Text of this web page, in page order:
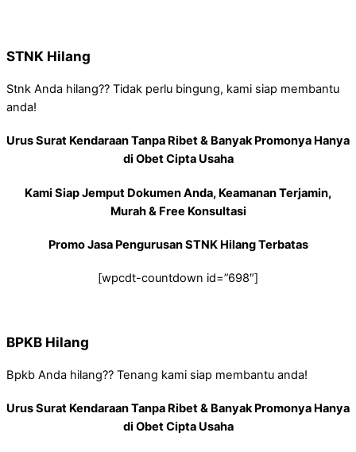
STNK Hilang
Stnk Anda hilang?? Tidak perlu bingung, kami siap membantu
anda!
Urus Surat Kendaraan Tanpa Ribet & Banyak Promonya Hanya
di Obet Cipta Usaha
Kami Siap Jemput Dokumen Anda, Keamanan Terjamin,
Murah & Free Konsultasi
Promo Jasa Pengurusan STNK Hilang Terbatas
[wpcdt-countdown id=”698″]
BPKB Hilang
Bpkb Anda hilang?? Tenang kami siap membantu anda!
Urus Surat Kendaraan Tanpa Ribet & Banyak Promonya Hanya
di Obet Cipta Usaha